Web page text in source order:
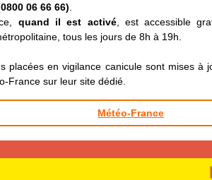
06 66 66)
quand il est activé, est accessible
tous les jours de 8h à 19h.
placées en vigilance canicule sont mises à
France sur leur site dédié.
Météo-France